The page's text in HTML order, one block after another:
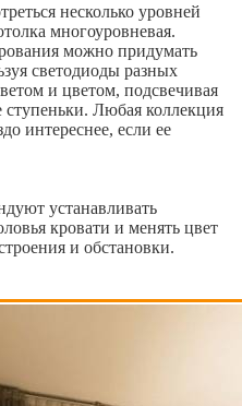
несколько уровней
многоуровневая.
можно придумать
светодиоды разных
и цветом, подсвечивая
ступеньки. Любая коллекция
интереснее, если ее
устанавливать
кровати и менять цвет
и обстановки.